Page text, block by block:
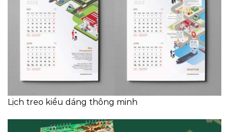
Lịch treo kiểu dáng thông minh